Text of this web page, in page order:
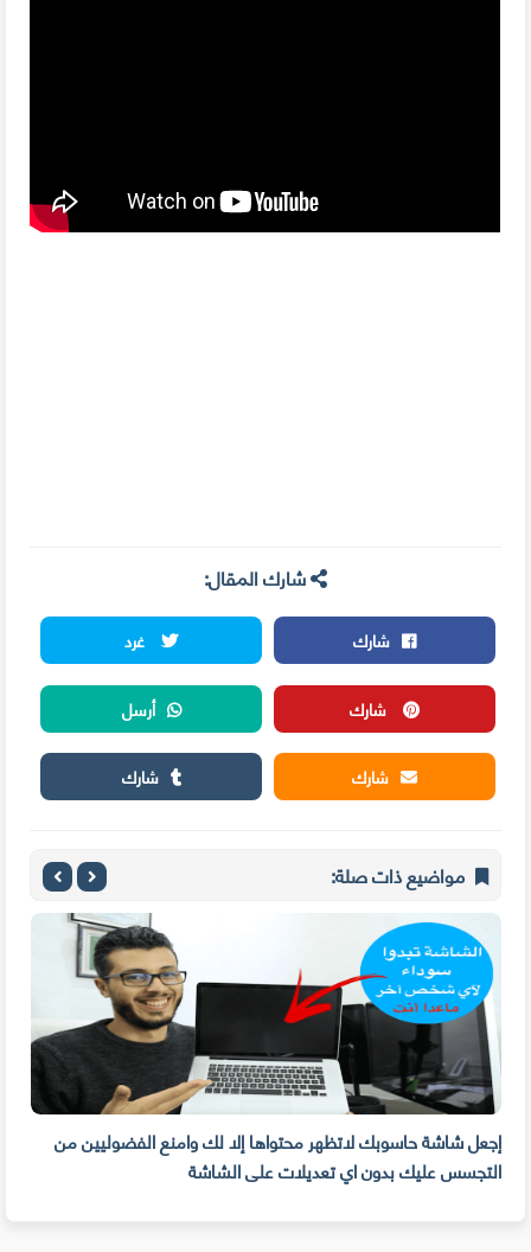
شارك المقال:
شارك
غرد
شارك
أرسل
شارك
شارك
مواضيع ذات صلة:
إجعل شاشة حاسوبك لاتظهر محتواها إلا لك وامنع الفضوليين من
التجسس عليك بدون اي تعديلات على الشاشة